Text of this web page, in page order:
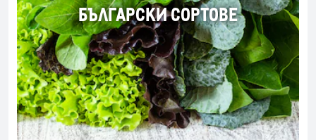
БЪЛГАРСКИ СОРТОВЕ